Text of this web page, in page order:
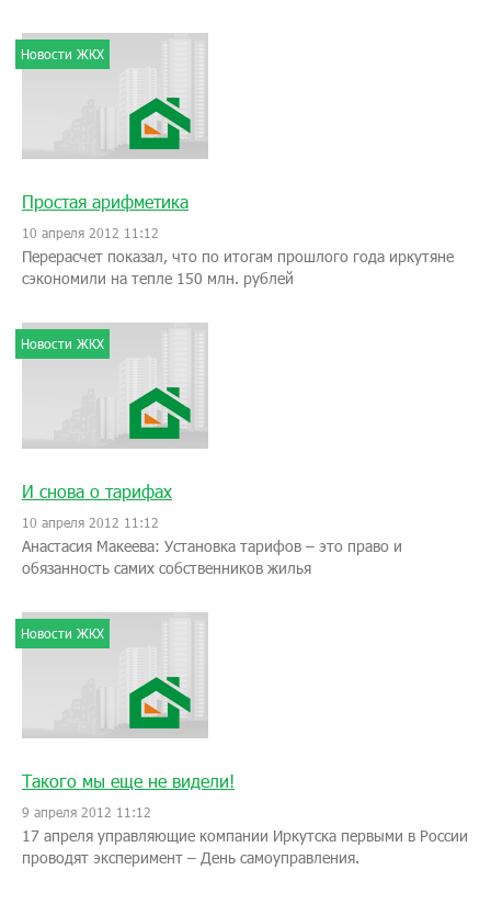
Новости ЖКХ
Простая арифметика
10 апреля 2012 11:12
Перерасчет показал, что по итогам прошлого года иркутяне
сэкономили на тепле 150 млн. рублей
Новости ЖКХ
И снова о тарифах
10 апреля 2012 11:12
Анастасия Макеева: Установка тарифов – это право и
обязанность самих собственников жилья
Новости ЖКХ
Такого мы еще не видели!
9 апреля 2012 11:12
17 апреля управляющие компании Иркутска первыми в России
проводят эксперимент – День самоуправления.